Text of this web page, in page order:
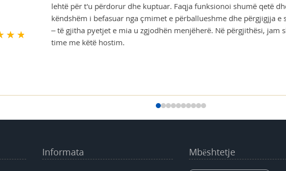
lehtë për t'u përdorur dhe kuptuar. Faqja funksionoi shumë qetë
këndshëm i befasuar nga çmimet e përballueshme dhe përgjigjja e
– të gjitha pyetjet e mia u zgjodhën menjëherë. Në përgjithësi, jam
time me këtë hostim.
Informata Mbështetje